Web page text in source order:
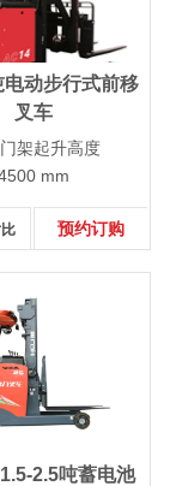
电动步行式前移
叉车
架起升高度
mm
预约订购
2.5吨蓄电池